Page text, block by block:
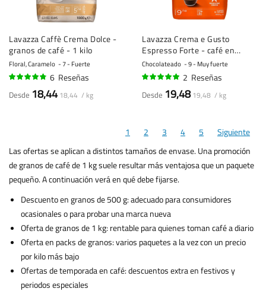
Lavazza Caffè Crema Dolce -
granos de café - 1 kilo
Floral, Caramelo 7 - Fuerte
6 Reseñas
Desde 18,44 18,44 / kg
Lavazza Crema e Gusto
Espresso Forte - café en
grano - 1 kilo
Chocolateado 9 - Muy fuerte
2 Reseñas
Desde 19,48 19,48 / kg
1 2 3 4 5
Siguiente
Las ofertas se aplican a distintos tamaños de envase. Una promoción
de granos de café de 1 kg suele resultar más ventajosa que un paquete
pequeño. A continuación verá en qué debe fijarse.
Descuento en granos de 500 g: adecuado para consumidores
ocasionales o para probar una marca nueva
Oferta de granos de 1 kg: rentable para quienes toman café a diario
Oferta en packs de granos: varios paquetes a la vez con un precio
por kilo más bajo
Ofertas de temporada en café: descuentos extra en festivos y
periodos especiales